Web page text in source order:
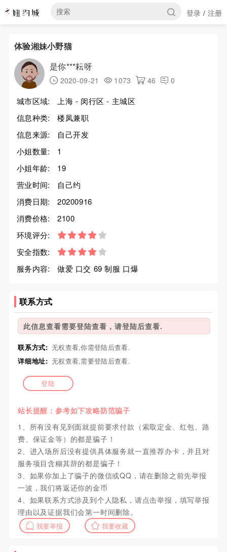
登录 / 注册
体验湘妹小野猫
是你***耘呀
2020-09-21 1073 46 0
城市区域:
上海 - 闵行区 - 主城区
信息种类:
楼凤兼职
信息来源:
自己开发
小姐数量:
1
小姐年龄:
19
营业时间:
自己约
消费日期:
20200916
消费价格:
2100
环境评分:
安全指数:
服务内容:
做爱 口交 69 制服 口爆
联系方式
此信息查看需要登陆查看，请登陆后查看.
联系方式: 无权查看,你需登陆后查看.
详细地址: 无权查看,需要登陆后查看.
登陆
站长提醒：参考如下攻略防范骗子
1、所有没有见到面就提前要求付款（索取定金、红包、路
费、保证金等）的都是骗子！
2、进入场所后没有提供具体服务就一直推荐办卡，并且对
服务项目含糊其辞的都是骗子！
3、如果你加上了骗子的微信或QQ，请在删除之前先举报
一波，我们将返还你的金币
4、如果联系方式涉及到个人隐私，请点击举报，填写举报
理由以及证据我们会第一时间删除。
我要举报 我要收藏